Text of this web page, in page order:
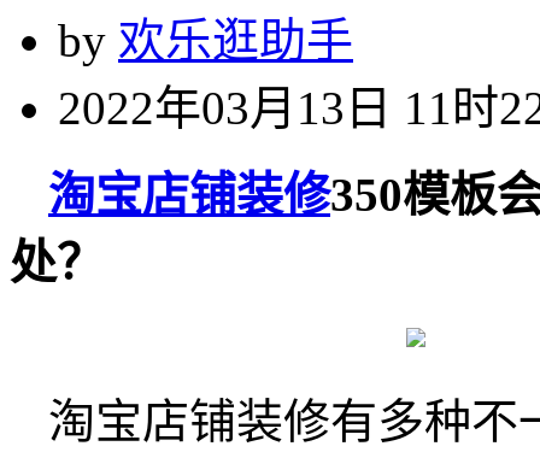
by 欢乐逛助手
2022年03月13日 11时
淘宝店铺装修350模板
处？
淘宝店铺装修有多种不